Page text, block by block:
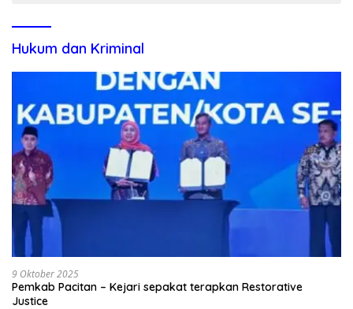
Hukum dan Kriminal
9 Oktober 2025
Pemkab Pacitan – Kejari sepakat terapkan Restorative
Justice